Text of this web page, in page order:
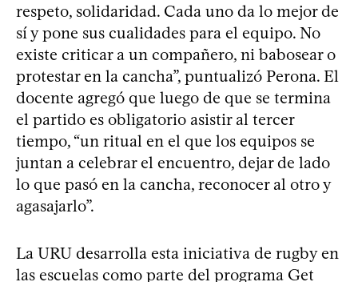
respeto, solidaridad. Cada uno da lo mejor de
sí y pone sus cualidades para el equipo. No
existe criticar a un compañero, ni babosear o
protestar en la cancha”, puntualizó Perona. El
docente agregó que luego de que se termina
el partido es obligatorio asistir al tercer
tiempo, “un ritual en el que los equipos se
juntan a celebrar el encuentro, dejar de lado
lo que pasó en la cancha, reconocer al otro y
agasajarlo”.
La URU desarrolla esta iniciativa de rugby en
las escuelas como parte del programa Get